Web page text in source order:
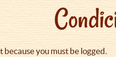
because you must be logged.